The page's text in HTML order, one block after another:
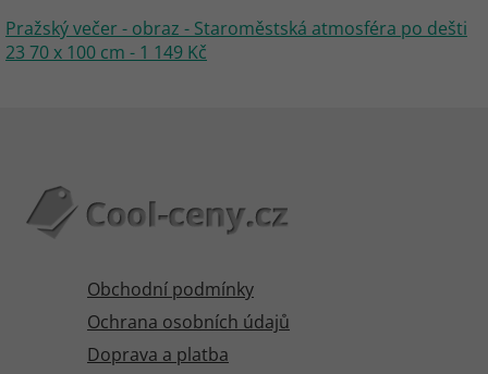
Pražský večer - obraz - Staroměstská atmosféra po dešti
23 70 x 100 cm - 1 149 Kč
Obchodní podmínky
Ochrana osobních údajů
Doprava a platba